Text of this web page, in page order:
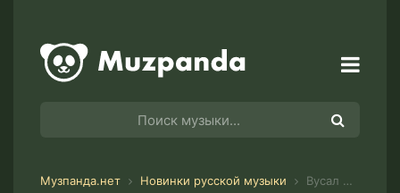
Музпанда.нет Новинки русской музыки Вусал Мирзаев - Ты и я